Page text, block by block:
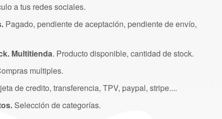
a tus redes sociales.
Pagado, pendiente de aceptación, pendiente de envío,
Multitienda. Producto disponible, cantidad de stock.
multiples.
de credito, transferencia, TPV, paypal, stripe....
Selección de categorías.